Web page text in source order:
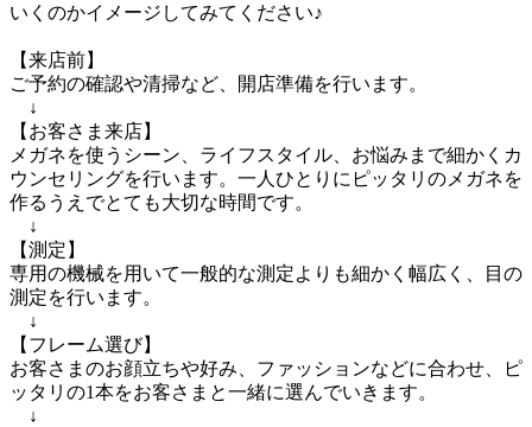
いくのかイメージしてみてください♪
【来店前】
ご予約の確認や清掃など、開店準備を行います。
↓
【お客さま来店】
メガネを使うシーン、ライフスタイル、お悩みまで細かくカ
ウンセリングを行います。一人ひとりにピッタリのメガネを
作るうえでとても大切な時間です。
↓
【測定】
専用の機械を用いて一般的な測定よりも細かく幅広く、目の
測定を行います。
↓
【フレーム選び】
お客さまのお顔立ちや好み、ファッションなどに合わせ、ピ
ッタリの1本をお客さまと一緒に選んでいきます。
↓